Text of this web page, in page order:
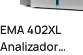
EMA 402XL
Analizador